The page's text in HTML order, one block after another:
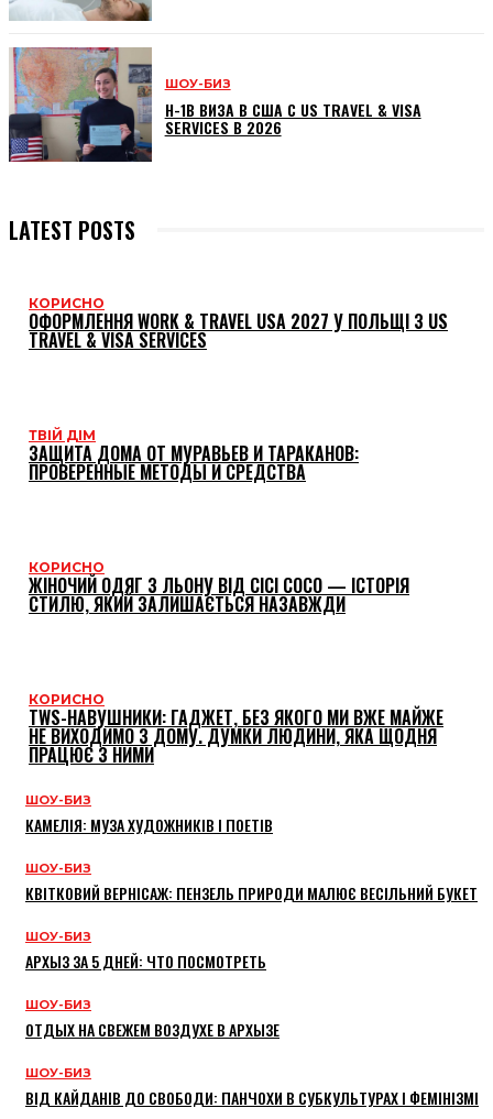
ШОУ-БИЗ
H-1B ВИЗА В США С US TRAVEL & VISA
SERVICES В 2026
LATEST POSTS
КОРИСНО
ОФОРМЛЕННЯ WORK & TRAVEL USA 2027 У ПОЛЬЩІ З US
TRAVEL & VISA SERVICES
ТВІЙ ДІМ
ЗАЩИТА ДОМА ОТ МУРАВЬЕВ И ТАРАКАНОВ:
ПРОВЕРЕННЫЕ МЕТОДЫ И СРЕДСТВА
КОРИСНО
ЖІНОЧИЙ ОДЯГ З ЛЬОНУ ВІД CICI COCO — ІСТОРІЯ
СТИЛЮ, ЯКИЙ ЗАЛИШАЄТЬСЯ НАЗАВЖДИ
КОРИСНО
TWS-НАВУШНИКИ: ГАДЖЕТ, БЕЗ ЯКОГО МИ ВЖЕ МАЙЖЕ
НЕ ВИХОДИМО З ДОМУ. ДУМКИ ЛЮДИНИ, ЯКА ЩОДНЯ
ПРАЦЮЄ З НИМИ
ШОУ-БИЗ
КАМЕЛІЯ: МУЗА ХУДОЖНИКІВ І ПОЕТІВ
ШОУ-БИЗ
КВІТКОВИЙ ВЕРНІСАЖ: ПЕНЗЕЛЬ ПРИРОДИ МАЛЮЄ ВЕСІЛЬНИЙ БУКЕТ
ШОУ-БИЗ
АРХЫЗ ЗА 5 ДНЕЙ: ЧТО ПОСМОТРЕТЬ
ШОУ-БИЗ
ОТДЫХ НА СВЕЖЕМ ВОЗДУХЕ В АРХЫЗЕ
ШОУ-БИЗ
ВІД КАЙДАНІВ ДО СВОБОДИ: ПАНЧОХИ В СУБКУЛЬТУРАХ І ФЕМІНІЗМІ